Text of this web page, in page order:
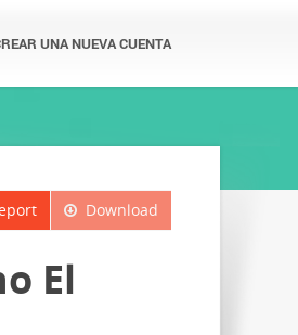
UNA NUEVA CUENTA
Download
El